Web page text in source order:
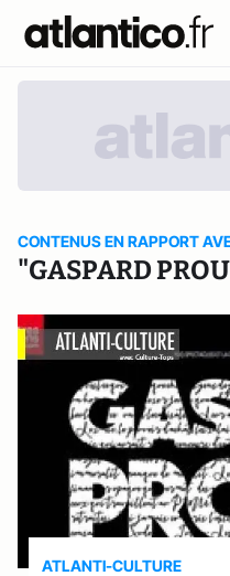
CONTENUS EN RAPPORT
"GASPARD
ATLANTI-CULTURE